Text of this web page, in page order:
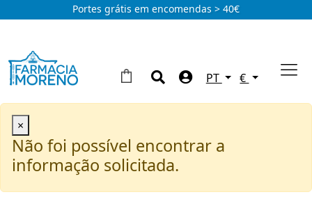
Portes grátis em encomendas > 40€
PT €
×
Não foi possível encontrar a
informação solicitada.